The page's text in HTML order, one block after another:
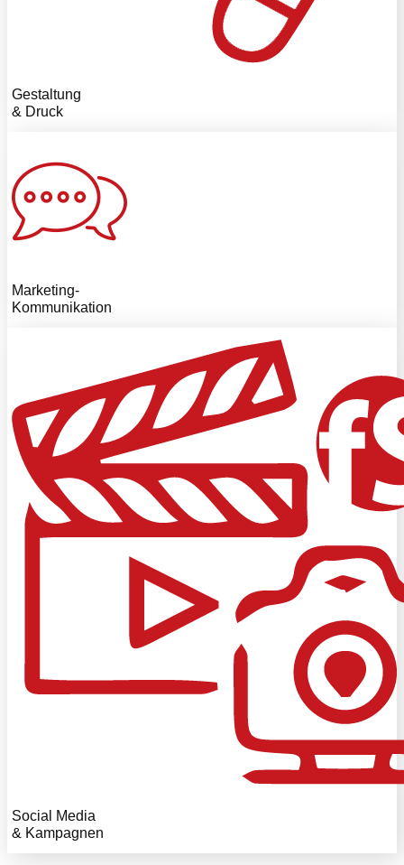
Gestaltung
& Druck
Marketing-
Kommunikation
Social Media
& Kampagnen